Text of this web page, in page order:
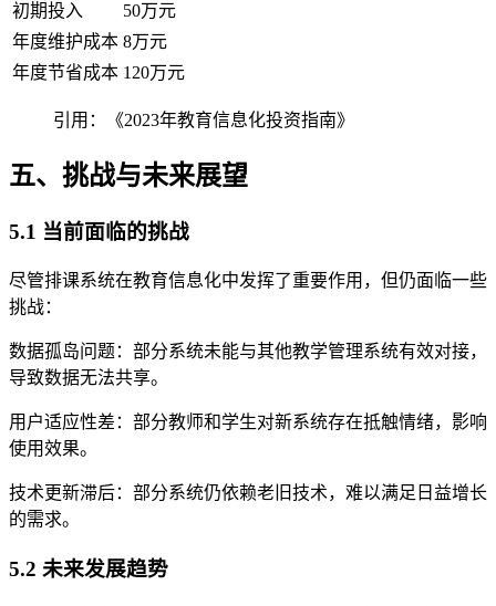
初期投入
50万元
年度维护成本 8万元
年度节省成本 120万元
引用：《2023年教育信息化投资指南》
五、挑战与未来展望
5.1 当前面临的挑战
尽管排课系统在教育信息化中发挥了重要作用，但仍面临一些
挑战：
数据孤岛问题：部分系统未能与其他教学管理系统有效对接，
导致数据无法共享。
用户适应性差：部分教师和学生对新系统存在抵触情绪，影响
使用效果。
技术更新滞后：部分系统仍依赖老旧技术，难以满足日益增长
的需求。
5.2 未来发展趋势